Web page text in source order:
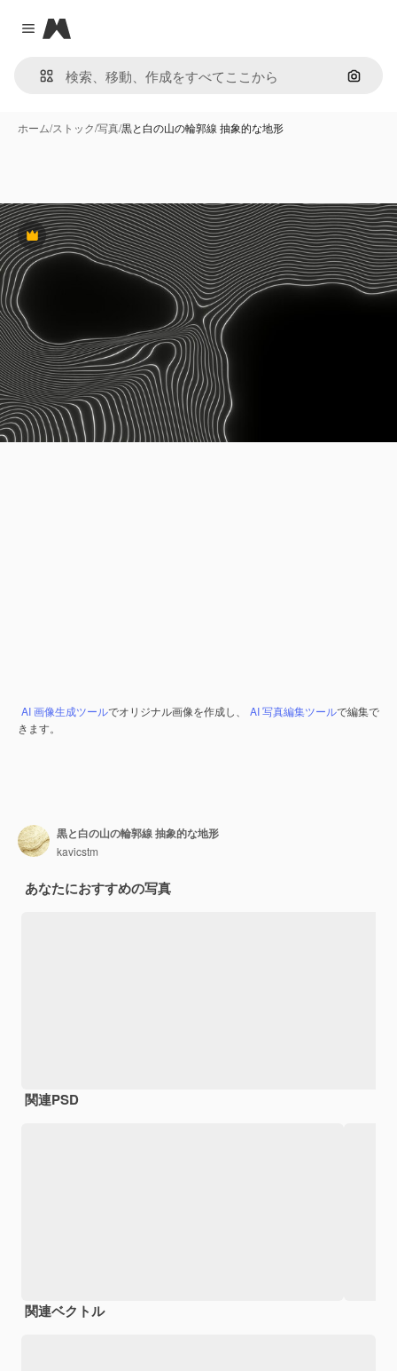
Close menu
Magnific
画像で
ホーム/ストック/写真/黒と白の山の輪郭線 抽象的な地形
Premium
AI 画像生成ツールでオリジナル画像を作成し、 AI 写真編集ツールで編集で
きます。
黒と白の山の輪郭線 抽象的な地形
kavicstm
あなたにおすすめの写真
関連PSD
関連ベクトル